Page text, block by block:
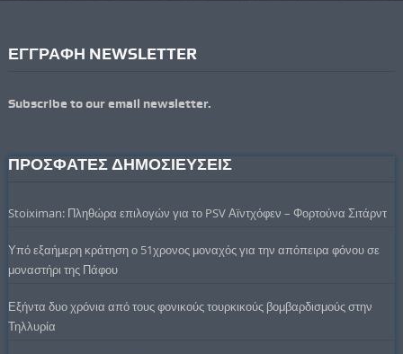
ΕΓΓΡΑΦΗ NEWSLETTER
Subscribe to our email newsletter.
ΠΡΟΣΦΑΤΕΣ ΔΗΜΟΣΙΕΥΣΕΙΣ
Stoiximan: Πληθώρα επιλογών για το PSV Αϊντχόφεν – Φορτούνα Σιτάρντ
Υπό εξαήμερη κράτηση ο 51χρονος μοναχός για την απόπειρα φόνου σε
μοναστήρι της Πάφου
Εξήντα δυο χρόνια από τους φονικούς τουρκικούς βομβαρδισμούς στην
Τηλλυρία